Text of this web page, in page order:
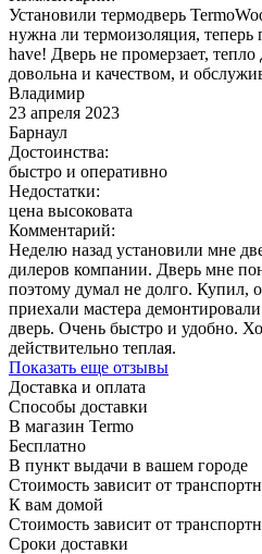
Установили термодверь
нужна ли термоизоляция,
have! Дверь не промерзает,
довольна и качеством, и
Владимир
23 апреля 2023
Барнаул
Достоинства:
быстро и оперативно
Недостатки:
цена высоковата
Комментарий:
Неделю назад установили мне
дилеров компании. Дверь мне
поэтому думал не долго. Купил,
приехали мастера
дверь. Очень быстро и удобно.
действительно теплая.
Показать еще отзывы
Доставка и оплата
Способы доставки
В магазин Termo
Бесплатно
В пункт выдачи в вашем городе
Стоимость зависит от
К вам домой
Стоимость зависит от
Сроки доставки